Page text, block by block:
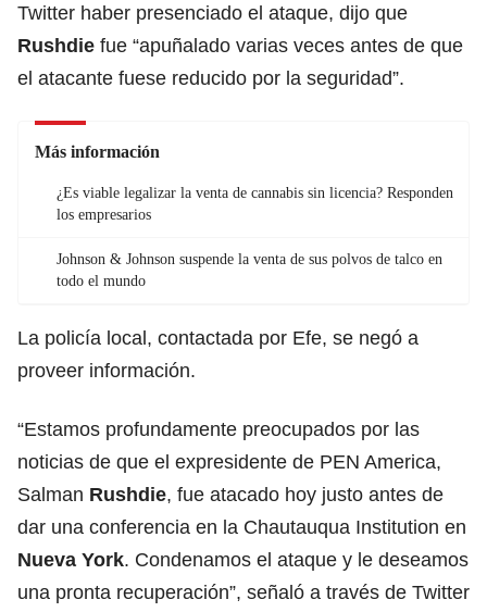
Twitter haber presenciado el ataque, dijo que
Rushdie fue “apuñalado varias veces antes de que
el atacante fuese reducido por la seguridad”.
Más información
¿Es viable legalizar la venta de cannabis sin licencia? Responden
los empresarios
Johnson & Johnson suspende la venta de sus polvos de talco en
todo el mundo
La policía local, contactada por Efe, se negó a
proveer información.
“Estamos profundamente preocupados por las
noticias de que el expresidente de PEN America,
Salman Rushdie, fue atacado hoy justo antes de
dar una conferencia en la Chautauqua Institution en
Nueva York. Condenamos el ataque y le deseamos
una pronta recuperación”, señaló a través de Twitter